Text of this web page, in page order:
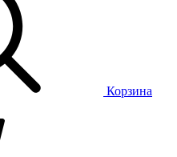
Корзина